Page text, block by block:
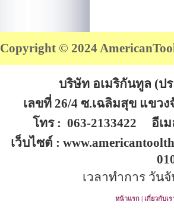
Copyright © 2024
บริษัท อเมริกันทูล (ป
เลขที่ 26/4 ซ.เฉลิมสุข แขวง
โทร : 063-2133422 อีเม
เว็บไซต์ :
เวลาทำการ วัน
หน้าแรก | เกี่ยวกับเร